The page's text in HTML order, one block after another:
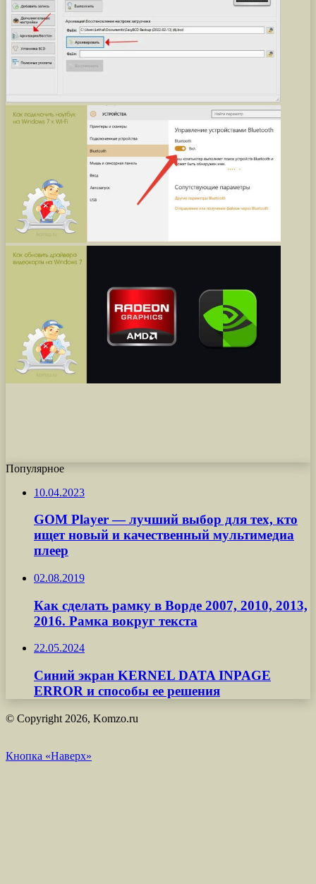
Популярное
10.04.2023
GOM Player — лучший выбор для тех, кто
ищет новый и качественный мультимедиа
плеер
02.08.2019
Как сделать рамку в Ворде 2007, 2010, 2013,
2016. Рамка вокруг текста
22.05.2024
Синий экран KERNEL DATA INPAGE
ERROR и способы ее решения
© Copyright 2026, Komzo.ru
Кнопка «Наверх»